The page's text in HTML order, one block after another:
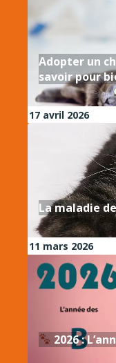
Adopter un
savoir pour
17 avril 2026
La maladie
11 mars 2026
2026 :